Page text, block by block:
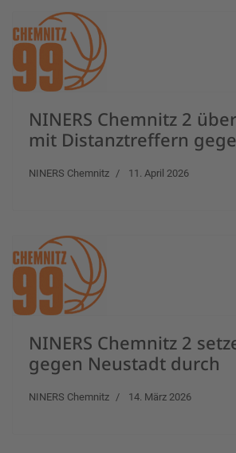
NINERS Chemnitz 2
mit Distanztreffern
NINERS Chemnitz 11. April 2026
NINERS Chemnitz 2
gegen Neustadt durch
NINERS Chemnitz 14. März 2026